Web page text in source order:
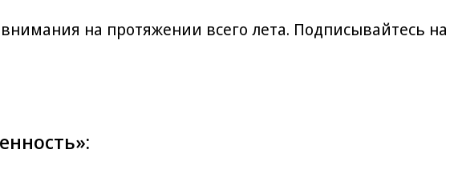
на протяжении всего лета. Подписывайтесь на